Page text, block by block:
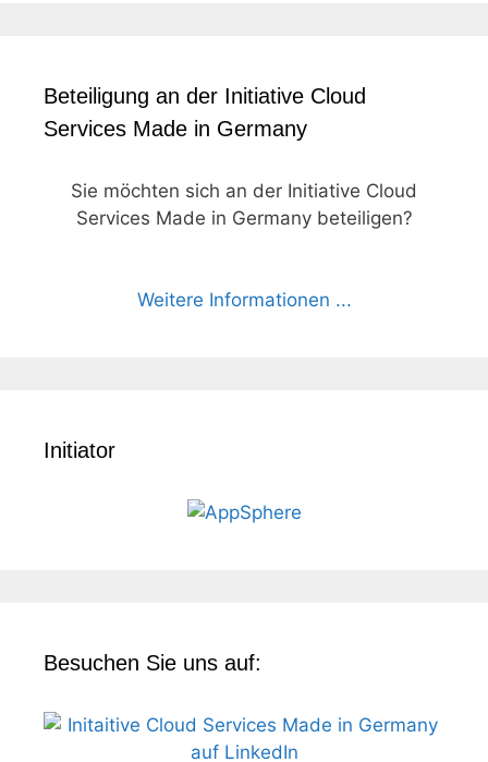
Beteiligung an der Initiative Cloud
Services Made in Germany
Sie möchten sich an der Initiative Cloud
Services Made in Germany beteiligen?
Weitere Informationen ...
Initiator
Besuchen Sie uns auf: